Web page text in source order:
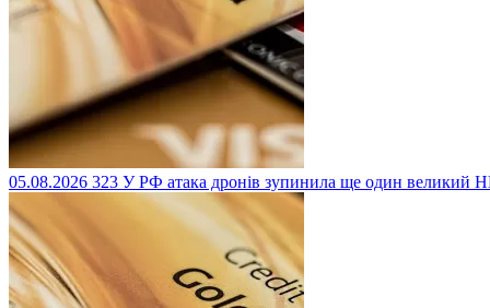
05.08.2026 323 У РФ атака дронів зупинила ще один великий